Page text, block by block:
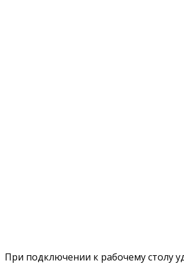
При подключении к рабочему столу